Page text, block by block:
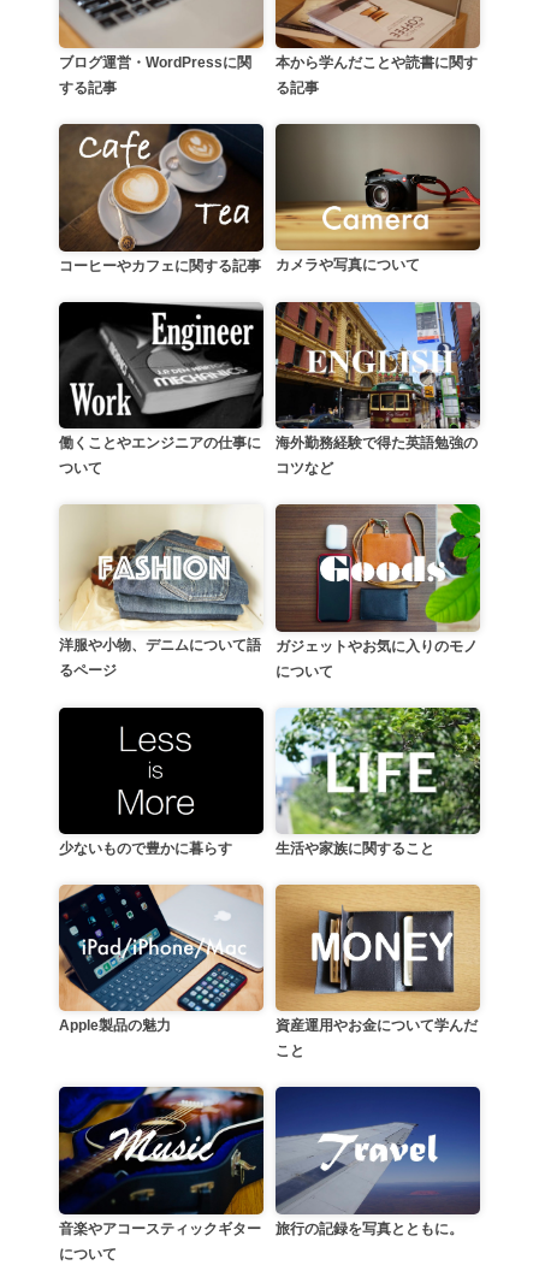
ブログ運営・WordPressに関
する記事
本から学んだことや読書に関す
る記事
コーヒーやカフェに関する記事 カメラや写真について
働くことやエンジニアの仕事に
ついて
海外勤務経験で得た英語勉強の
コツなど
洋服や小物、デニムについて語
るページ
ガジェットやお気に入りのモノ
について
少ないもので豊かに暮らす 生活や家族に関すること
Apple製品の魅力
資産運用やお金について学んだ
こと
音楽やアコースティックギター
について
旅行の記録を写真とともに。